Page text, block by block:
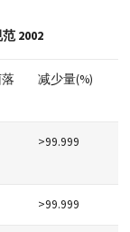
2002
减少量(%)
>99.999
>99.999